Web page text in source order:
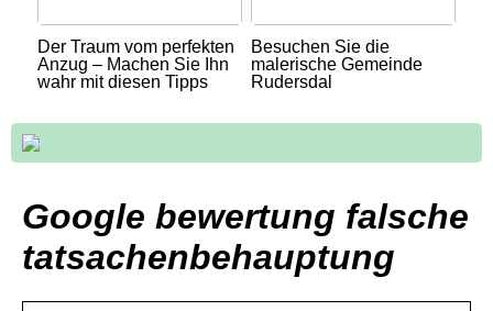
Der Traum vom perfekten
Anzug – Machen Sie Ihn
wahr mit diesen Tipps
Besuchen Sie die
malerische Gemeinde
Rudersdal
Google bewertung falsche
tatsachenbehauptung